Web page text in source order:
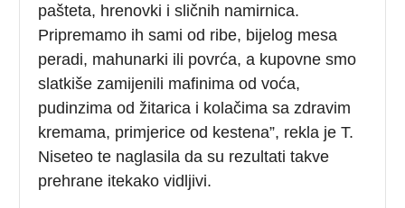
pašteta, hrenovki i sličnih namirnica.
Pripremamo ih sami od ribe, bijelog mesa
peradi, mahunarki ili povrća, a kupovne smo
slatkiše zamijenili mafinima od voća,
pudinzima od žitarica i kolačima sa zdravim
kremama, primjerice od kestena”, rekla je T.
Niseteo te naglasila da su rezultati takve
prehrane itekako vidljivi.